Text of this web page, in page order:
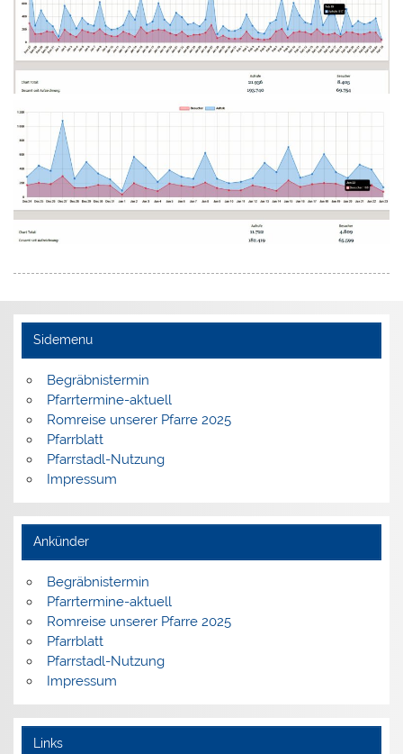
Sidemenu
Begräbnistermin
Pfarrtermine-aktuell
Romreise unserer Pfarre 2025
Pfarrblatt
Pfarrstadl-Nutzung
Impressum
Ankünder
Begräbnistermin
Pfarrtermine-aktuell
Romreise unserer Pfarre 2025
Pfarrblatt
Pfarrstadl-Nutzung
Impressum
Links